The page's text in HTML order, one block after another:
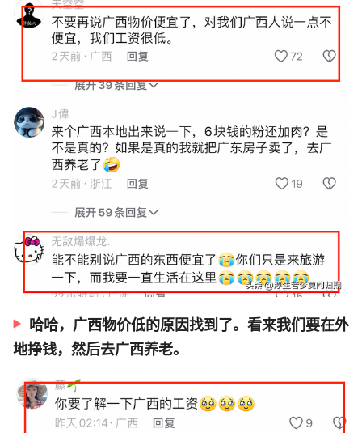
哈哈，广西物价低的原因找到了。看来我们要在外
地挣钱，然后去广西养老。